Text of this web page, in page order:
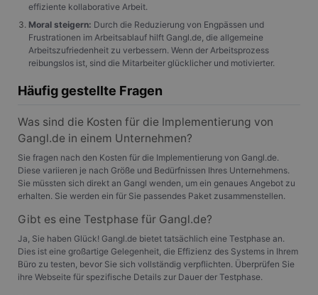
effiziente kollaborative Arbeit.
Moral steigern: Durch die Reduzierung von Engpässen und
Frustrationen im Arbeitsablauf hilft Gangl.de, die allgemeine
Arbeitszufriedenheit zu verbessern. Wenn der Arbeitsprozess
reibungslos ist, sind die Mitarbeiter glücklicher und motivierter.
Häufig gestellte Fragen
Was sind die Kosten für die Implementierung von
Gangl.de in einem Unternehmen?
Sie fragen nach den Kosten für die Implementierung von Gangl.de.
Diese variieren je nach Größe und Bedürfnissen Ihres Unternehmens.
Sie müssten sich direkt an Gangl wenden, um ein genaues Angebot zu
erhalten. Sie werden ein für Sie passendes Paket zusammenstellen.
Gibt es eine Testphase für Gangl.de?
Ja, Sie haben Glück! Gangl.de bietet tatsächlich eine Testphase an.
Dies ist eine großartige Gelegenheit, die Effizienz des Systems in Ihrem
Büro zu testen, bevor Sie sich vollständig verpflichten. Überprüfen Sie
ihre Webseite für spezifische Details zur Dauer der Testphase.